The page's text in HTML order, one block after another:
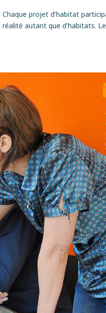
Chaque projet d’habitat
autant que d’habitats. Le